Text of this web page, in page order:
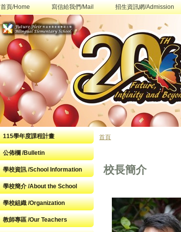
首頁/Home 寫信給我們/Mail 招生資訊網/Admission
115學年度課程計畫
公佈欄 /Bulletin
學校資訊 /School Information
學校簡介 /About the School
學校組織 /Organization
教師專區 /Our Teachers
首頁
校長簡介